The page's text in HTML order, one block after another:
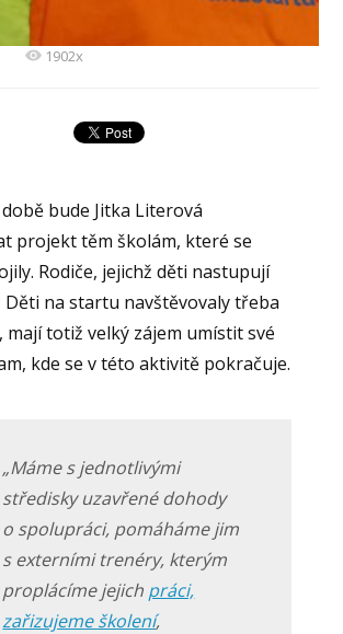
1902x
bude Jitka Literová
projekt těm školám, které se
Rodiče, jejichž děti nastupují
Děti na startu navštěvovaly třeba
mají totiž velký zájem umístit své
kde se v této aktivitě pokračuje.
„Máme s jednotlivými
středisky uzavřené dohody
o spolupráci, pomáháme jim
s externími trenéry, kterým
proplácíme jejich práci,
zařizujeme školení,